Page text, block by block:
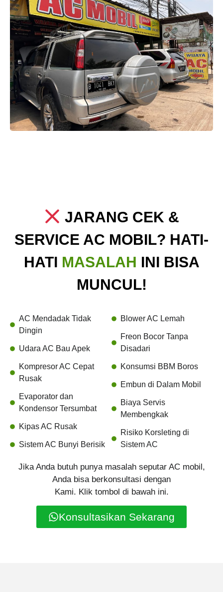
JARANG CEK &
SERVICE AC MOBIL? HATI-
HATI MASALAH INI BISA
MUNCUL!
AC Mendadak Tidak
Dingin
Udara AC Bau Apek
Kompresor AC Cepat
Rusak
Evaporator dan
Kondensor Tersumbat
Kipas AC Rusak
Sistem AC Bunyi Berisik
Blower AC Lemah
Freon Bocor Tanpa
Disadari
Konsumsi BBM Boros
Embun di Dalam Mobil
Biaya Servis
Membengkak
Risiko Korsleting di
Sistem AC
Jika Anda butuh punya masalah seputar AC mobil,
Anda bisa berkonsultasi dengan
Kami. Klik tombol di bawah ini.
Konsultasikan Sekarang